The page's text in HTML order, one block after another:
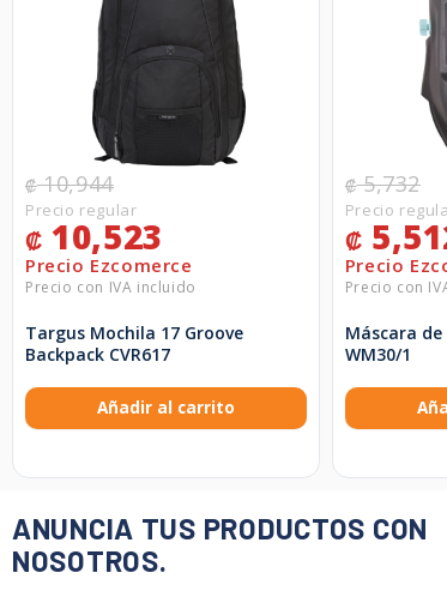
₡10,944
₡ 10,523
Targus Mochila 17 Groove
Backpack CVR617
Añadir al carrito
₡5,732
₡
Máscara
WM30/1
ANUNCIA TUS PRODUCTOS CON
NOSOTROS.